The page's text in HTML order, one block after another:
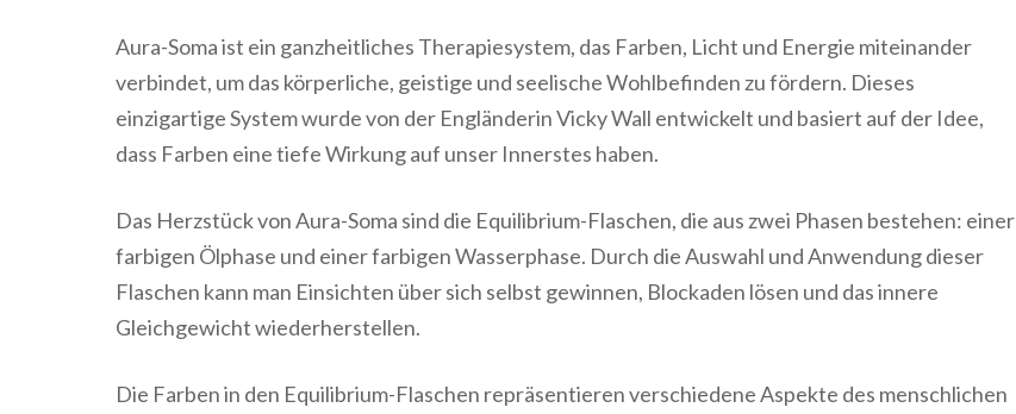
Aura-Soma ist ein ganzheitliches Therapiesystem, das Farben, Licht und Energie miteinander
verbindet, um das körperliche, geistige und seelische Wohlbefinden zu fördern. Dieses
einzigartige System wurde von der Engländerin Vicky Wall entwickelt und basiert auf der Idee,
dass Farben eine tiefe Wirkung auf unser Innerstes haben.
Das Herzstück von Aura-Soma sind die Equilibrium-Flaschen, die aus zwei Phasen bestehen: einer
farbigen Ölphase und einer farbigen Wasserphase. Durch die Auswahl und Anwendung dieser
Flaschen kann man Einsichten über sich selbst gewinnen, Blockaden lösen und das innere
Gleichgewicht wiederherstellen.
Die Farben in den Equilibrium-Flaschen repräsentieren verschiedene Aspekte des menschlichen